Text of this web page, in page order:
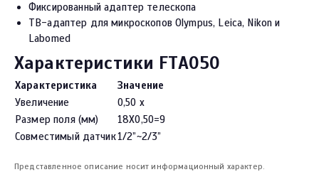
Фиксированный адаптер телескопа
ТВ-адаптер для микроскопов Olympus, Leica, Nikon и
Labomed
Характеристики FTA050
Характеристика
Значение
Увеличение
0,50 х
Размер поля (мм)
18X0,50=9
Совместимый датчик1/2”~2/3”
Представленное описание носит информационный характер.